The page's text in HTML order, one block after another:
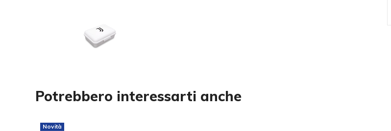
Potrebbero interessarti anche
Novità